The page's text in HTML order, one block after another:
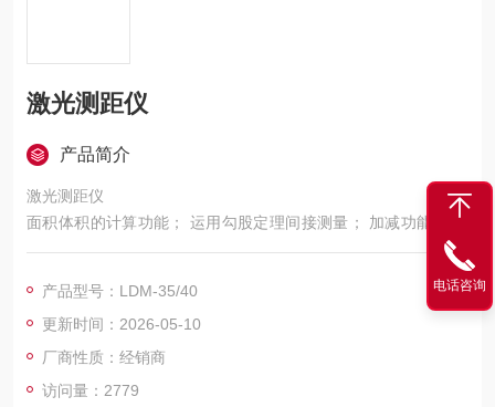
激光测距仪
产品简介
激光测距仪
面积体积的计算功能； 运用勾股定理间接测量； 加减功能； 连
续测量功能；
产品型号：LDM-35/40
更新时间：2026-05-10
厂商性质：经销商
访问量：2779
电话咨询